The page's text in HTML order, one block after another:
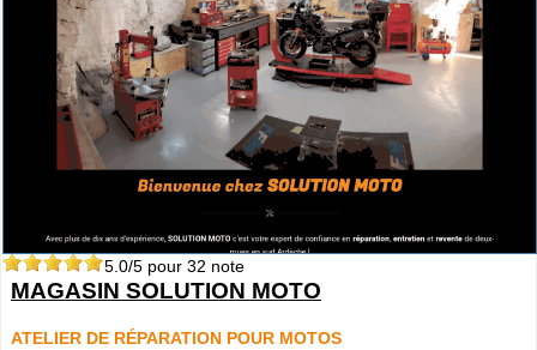
5.0/5 pour 32 note
MAGASIN SOLUTION MOTO
ATELIER DE RÉPARATION POUR MOTOS